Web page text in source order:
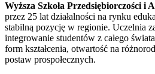
Wyższa Szkoła Przedsiębiorczości
przez 25 lat działalności na rynku
stabilną pozycję w regionie. Uczelnia
integrowanie studentów z całego
form kształcenia, otwartość na
postaw prospołecznych.